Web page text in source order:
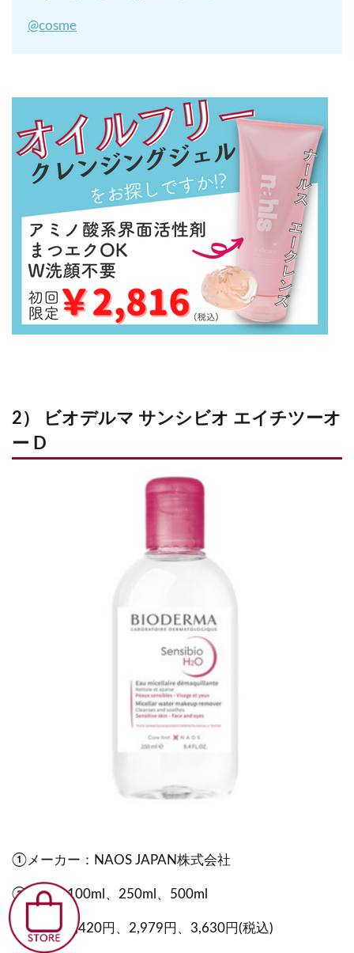
@cosme
2） ビオデルマ サンシビオ エイチツーオ
ー D
①メーカー：NAOS JAPAN株式会社
②容量：100ml、250ml、500ml
③価格：1,420円、2,979円、3,630円(税込)